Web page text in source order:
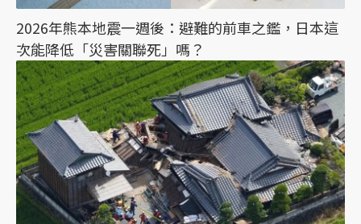
2026年熊本地震一週後：避難的前車之鑑，日本這
次能降低「災害關聯死」嗎？